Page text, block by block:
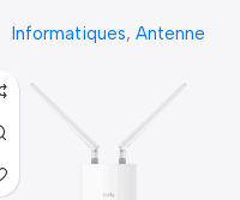
Informatiques, Antenne